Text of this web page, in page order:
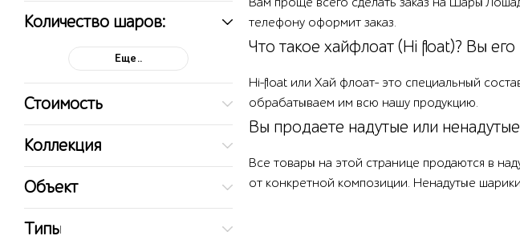
Количество шаров:
Еще..
Стоимость
Коллекция
Объект
Типы
телефону оформит заказ.
Что такое хайфлоат (Hi float)? Вы его
Hi-float или Хай флоат- это специальный
обрабатываем им всю нашу продукцию.
Вы продаете надутые или
Все товары на этой странице продаются в
от конкретной композиции. Ненадутые